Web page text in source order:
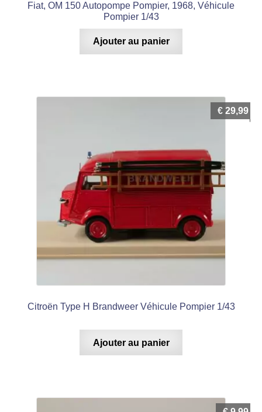
Fiat, OM 150 Autopompe Pompier, 1968, Véhicule
Pompier 1/43
Ajouter au panier
Citroën Type H Brandweer Véhicule Pompier 1/43
€ 29,99
Ajouter au panier